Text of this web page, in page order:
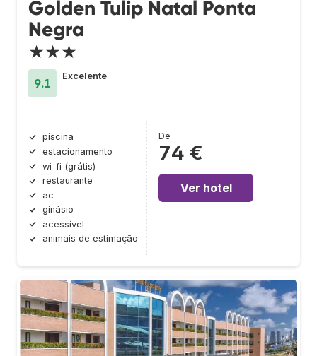
Golden Tulip Natal Ponta
Negra
★★★
9.1
Excelente
piscina
estacionamento
wi-fi (grátis)
restaurante
ac
ginásio
acessível
animais de estimação
De
74 €
Ver hotel